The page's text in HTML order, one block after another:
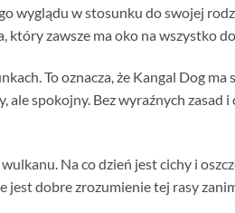
wyglądu w stosunku do swojej
zawsze ma oko na wszystko
To oznacza, że Kangal Dog
spokojny. Bez wyraźnych zasad i
Na co dzień jest cichy i
jest dobre zrozumienie tej rasy